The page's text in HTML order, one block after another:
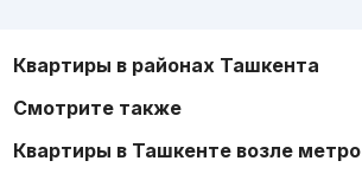
Квартиры в районах Ташкента
Смотрите также
Квартиры в Ташкенте возле метро